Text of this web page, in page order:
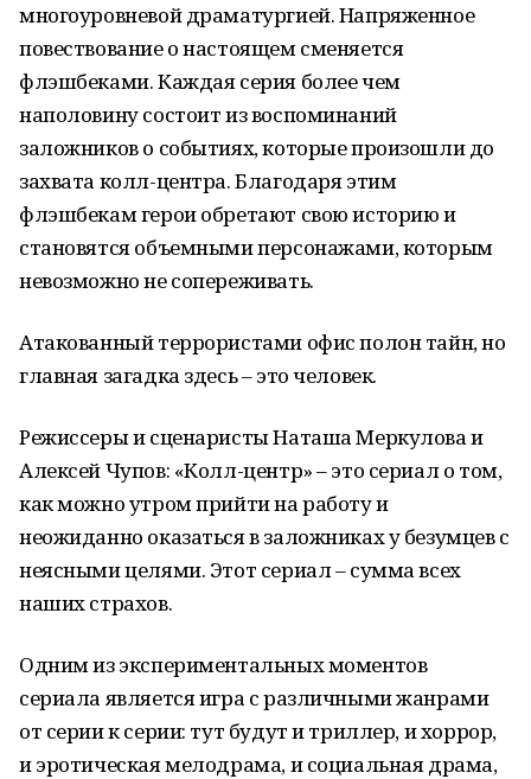
многоуровневой драматургией. Напряженное
повествование о настоящем сменяется
флэшбеками. Каждая серия более чем
наполовину состоит из воспоминаний
заложников о событиях, которые произошли до
захвата колл-центра. Благодаря этим
флэшбекам герои обретают свою историю и
становятся объемными персонажами, которым
невозможно не сопереживать.
Атакованный террористами офис полон тайн, но
главная загадка здесь – это человек.
Режиссеры и сценаристы Наташа Меркулова и
Алексей Чупов: «Колл-центр» – это сериал о том,
как можно утром прийти на работу и
неожиданно оказаться в заложниках у безумцев с
неясными целями. Этот сериал – сумма всех
наших страхов.
Одним из экспериментальных моментов
сериала является игра с различными жанрами
от серии к серии: тут будут и триллер, и хоррор,
и эротическая мелодрама, и социальная драма,